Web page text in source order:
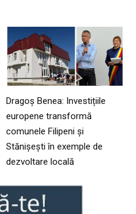
Dragoș Benea: Investițiile
europene transformă
comunele Filipeni și
Stănișești în exemple de
dezvoltare locală